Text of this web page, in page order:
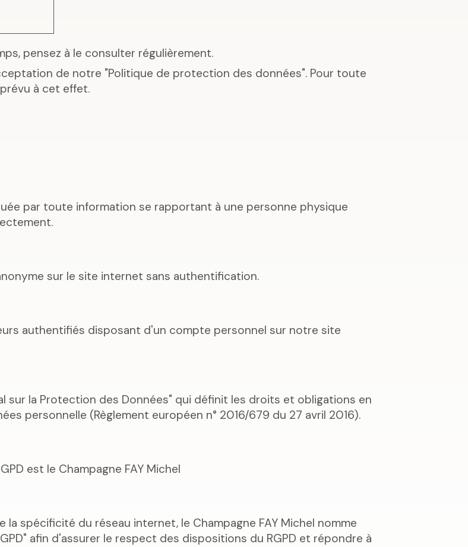
pensez à le consulter régulièrement.
de notre "Politique de protection des données". Pour toute
prévu à cet effet.
par toute information se rapportant à une personne physique
sur le site internet sans authentification.
authentifiés disposant d'un compte personnel sur notre site
sur la Protection des Données" qui définit les droits et obligations en
personnelle (Règlement européen n° 2016/679 du 27 avril 2016).
est le Champagne FAY Michel
spécificité du réseau internet, le Champagne FAY Michel nomme
afin d'assurer le respect des dispositions du RGPD et répondre à